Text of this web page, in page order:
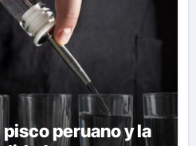
peruano y la